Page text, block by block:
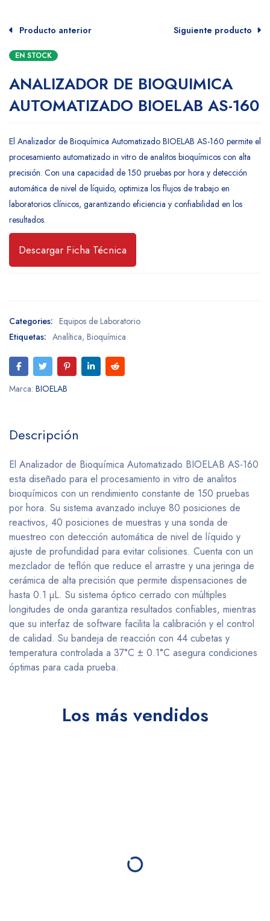
Producto anterior Siguiente producto
EN STOCK
ANALIZADOR DE BIOQUIMICA
AUTOMATIZADO BIOELAB AS-160
El Analizador de Bioquímica Automatizado BIOELAB AS-160 permite el
procesamiento automatizado in vitro de analitos bioquímicos con alta
precisión. Con una capacidad de 150 pruebas por hora y detección
automática de nivel de líquido, optimiza los flujos de trabajo en
laboratorios clínicos, garantizando eficiencia y confiabilidad en los
resultados.
Descargar Ficha Técnica
Categories: Equipos de Laboratorio
Etiquetas: Analítica, Bioquímica
Marca: BIOELAB
Descripción
El Analizador de Bioquímica Automatizado BIOELAB AS-160
esta diseñado para el procesamiento in vitro de analitos
bioquímicos con un rendimiento constante de 150 pruebas
por hora. Su sistema avanzado incluye 80 posiciones de
reactivos, 40 posiciones de muestras y una sonda de
muestreo con detección automática de nivel de líquido y
ajuste de profundidad para evitar colisiones. Cuenta con un
mezclador de teflón que reduce el arrastre y una jeringa de
cerámica de alta precisión que permite dispensaciones de
hasta 0.1 µL. Su sistema óptico cerrado con múltiples
longitudes de onda garantiza resultados confiables, mientras
que su interfaz de software facilita la calibración y el control
de calidad. Su bandeja de reacción con 44 cubetas y
temperatura controlada a 37°C ± 0.1°C asegura condiciones
óptimas para cada prueba.
Los más vendidos